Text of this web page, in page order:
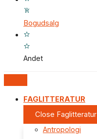
Bogudsalg
Andet
FAGLITTERATUR
Close Faglitteratur
Antropologi